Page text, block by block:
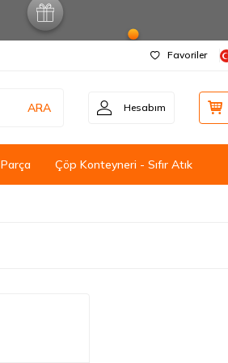
Favoriler
ARA Hesabım
Çöp Konteyneri - Sıfır Atık